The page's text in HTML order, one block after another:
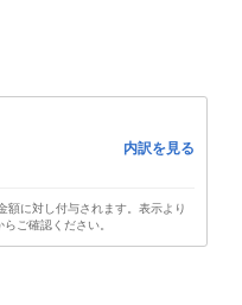
内訳を見る
額に対し付与されます。表示より
ご確認ください。